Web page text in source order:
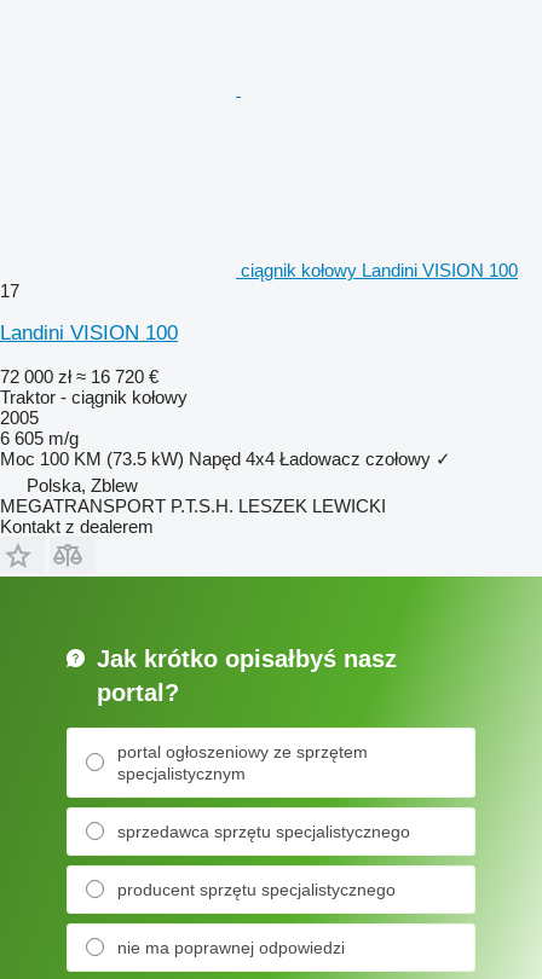
ciągnik kołowy Landini VISION 100
17
Landini VISION 100
72 000 zł ≈ 16 720 €
Traktor - ciągnik kołowy
2005
6 605 m/g
Moc 100 KM (73.5 kW) Napęd 4x4 Ładowacz czołowy ✓
Polska, Zblew
MEGATRANSPORT P.T.S.H. LESZEK LEWICKI
Kontakt z dealerem
Jak krótko opisałbyś nasz
portal?
portal ogłoszeniowy ze sprzętem
specjalistycznym
sprzedawca sprzętu specjalistycznego
producent sprzętu specjalistycznego
nie ma poprawnej odpowiedzi